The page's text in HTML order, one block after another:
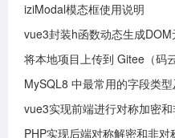
iziModal模态框使用说明
vue3封装h函数动态生成
将本地项目上传到 Gitee（码
MySQL8 中最常用的字段类
vue3实现前端进行对称加密
PHP实现后端对称解密和非